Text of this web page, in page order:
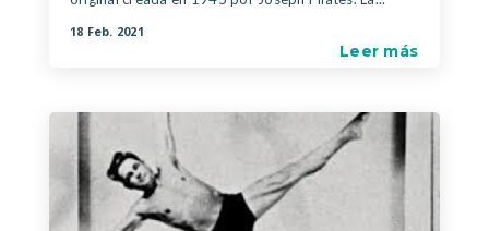
18 Feb. 2021
Leer más